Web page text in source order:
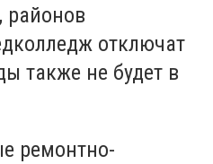
районов
отключат
также не будет в
ремонтно-